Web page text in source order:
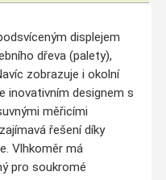
displejem
dřeva (palety),
zobrazuje i okolní
inovativním designem s
měřicími
řešení díky
Vlhkoměr má
pro soukromé